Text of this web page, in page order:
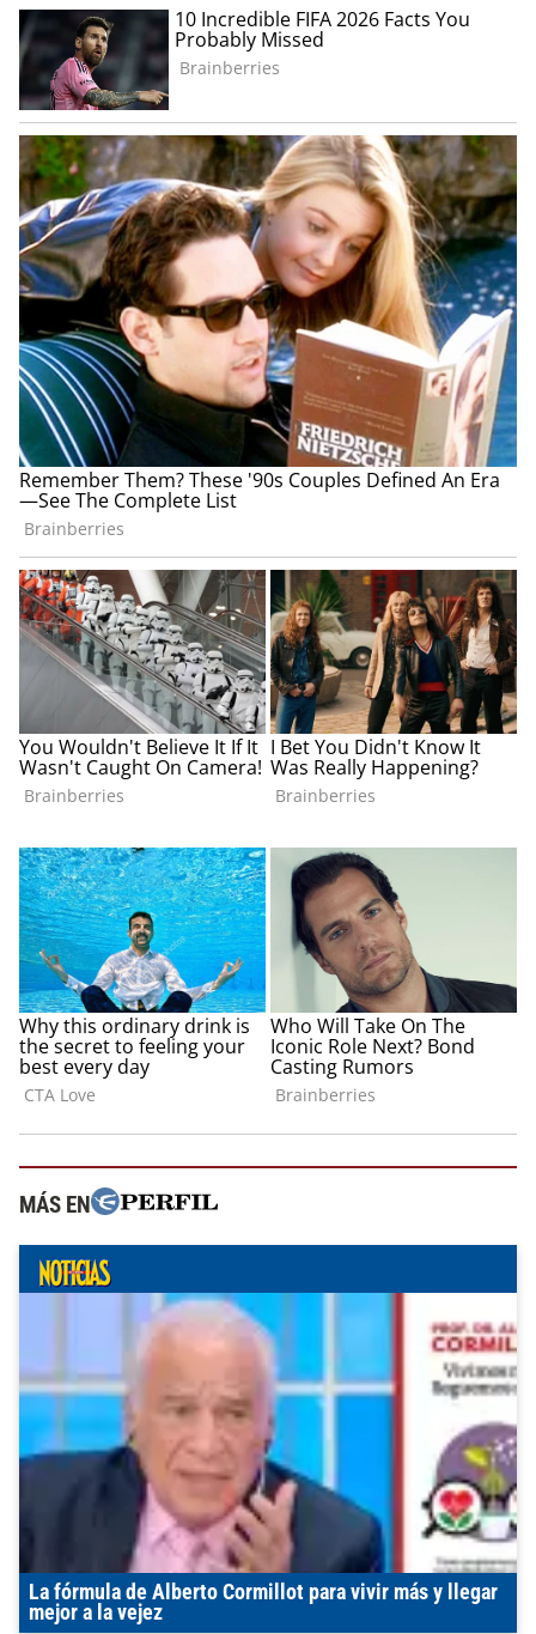
MÁS EN
La fórmula de Alberto Cormillot para vivir más y llegar
mejor a la vejez